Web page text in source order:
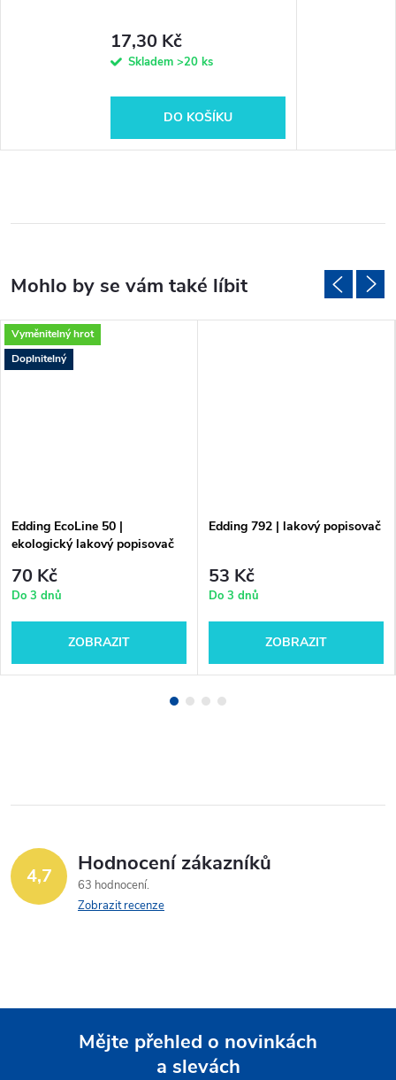
17,30 Kč
Skladem >20 ks
DO KOŠÍKU
Vyměnitelný hrot
Doplnitelný
Edding EcoLine 50 |
ekologický lakový popisovač
70 Kč
Do 3 dnů
ZOBRAZIT
Edding 792 | lakový popisovač
53 Kč
Do 3 dnů
ZOBRAZIT
4,7 Hodnocení zákazníků
63 hodnocení
Zobrazit recenze
Mějte přehled o novinkách
a slevách